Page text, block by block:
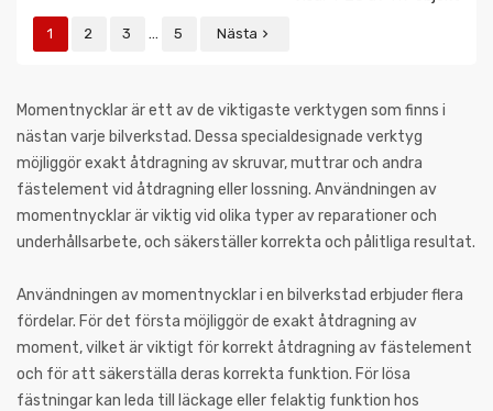
1 2 3 … 5 Nästa 
Momentnycklar är ett av de viktigaste verktygen som finns i
nästan varje bilverkstad. Dessa specialdesignade verktyg
möjliggör exakt åtdragning av skruvar, muttrar och andra
fästelement vid åtdragning eller lossning. Användningen av
momentnycklar är viktig vid olika typer av reparationer och
underhållsarbete, och säkerställer korrekta och pålitliga resultat.
Användningen av momentnycklar i en bilverkstad erbjuder flera
fördelar. För det första möjliggör de exakt åtdragning av
moment, vilket är viktigt för korrekt åtdragning av fästelement
och för att säkerställa deras korrekta funktion. För lösa
fästningar kan leda till läckage eller felaktig funktion hos